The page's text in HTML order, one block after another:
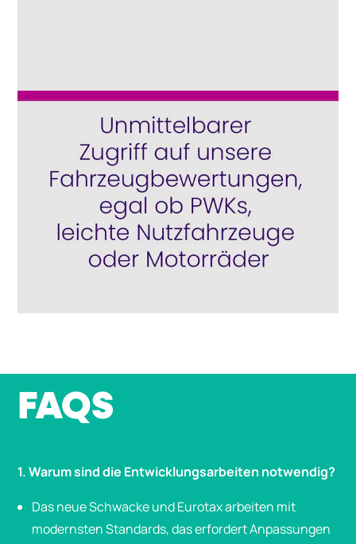
FAQS
1. Warum sind die Entwicklungsarbeiten notwendig?
Das neue Schwacke und Eurotax arbeiten mit
modernsten Standards, das erfordert Anpassungen